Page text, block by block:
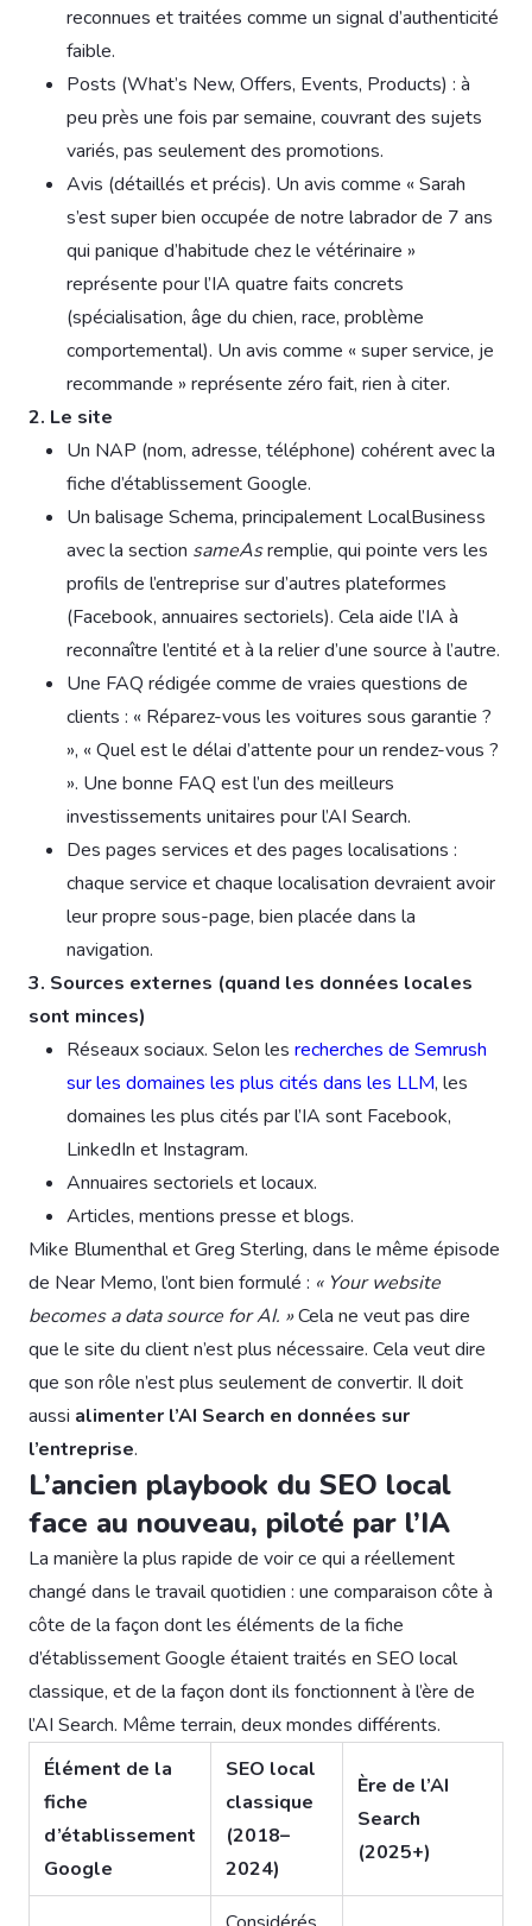
reconnues et traitées comme un signal d’authenticité
faible.
Posts (What’s New, Offers, Events, Products) : à
peu près une fois par semaine, couvrant des sujets
variés, pas seulement des promotions.
Avis (détaillés et précis). Un avis comme « Sarah
s’est super bien occupée de notre labrador de 7 ans
qui panique d’habitude chez le vétérinaire »
représente pour l’IA quatre faits concrets
(spécialisation, âge du chien, race, problème
comportemental). Un avis comme « super service, je
recommande » représente zéro fait, rien à citer.
2. Le site
Un NAP (nom, adresse, téléphone) cohérent avec la
fiche d’établissement Google.
Un balisage Schema, principalement LocalBusiness
avec la section sameAsremplie, qui pointe vers les
profils de l’entreprise sur d’autres plateformes
(Facebook, annuaires sectoriels). Cela aide l’IA à
reconnaître l’entité et à la relier d’une source à l’autre.
Une FAQ rédigée comme de vraies questions de
clients : « Réparez-vous les voitures sous garantie ?
», « Quel est le délai d’attente pour un rendez-vous ?
». Une bonne FAQ est l’un des meilleurs
investissements unitaires pour l’AI Search.
Des pages services et des pages localisations :
chaque service et chaque localisation devraient avoir
leur propre sous-page, bien placée dans la
navigation.
3. Sources externes (quand les données locales
sont minces)
Réseaux sociaux. Selon les recherches de Semrush
sur les domaines les plus cités dans les LLM, les
domaines les plus cités par l’IA sont Facebook,
LinkedIn et Instagram.
Annuaires sectoriels et locaux.
Articles, mentions presse et blogs.
Mike Blumenthal et Greg Sterling, dans le même épisode
de Near Memo, l’ont bien formulé : « Your website
becomes a data source for AI. »Cela ne veut pas dire
que le site du client n’est plus nécessaire. Cela veut dire
que son rôle n’est plus seulement de convertir. Il doit
aussi alimenter l’AI Search en données sur
l’entreprise.
L’ancien playbook du SEO local
face au nouveau, piloté par l’IA
La manière la plus rapide de voir ce qui a réellement
changé dans le travail quotidien : une comparaison côte à
côte de la façon dont les éléments de la fiche
d’établissement Google étaient traités en SEO local
classique, et de la façon dont ils fonctionnent à l’ère de
l’AI Search. Même terrain, deux mondes différents.
Élément de la
fiche
d’établissement
Google
SEO local
classique
(2018–
2024)
Ère de l’AI
Search
(2025+)